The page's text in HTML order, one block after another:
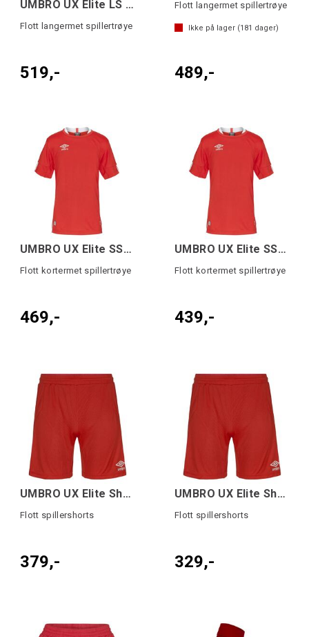
UMBRO UX Elite LS Jsy Rød/Hvit M
Flott langermet spillertrøye
519,-
Flott langermet spillertrøye
Ikke på lager (181 dager)
489,-
UMBRO UX Elite SS Jsy Rød/Hvit M
Flott kortermet spillertrøye
469,-
UMBRO UX Elite SS Jsy j Rød/Hvit 140
Flott kortermet spillertrøye
439,-
UMBRO UX Elite Shorts Rød/Hvit M
Flott spillershorts
379,-
UMBRO UX Elite Shorts jr Rød/Hvit 140
Flott spillershorts
329,-